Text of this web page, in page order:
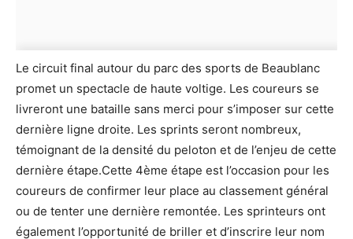
Le circuit final autour du parc des sports de Beaublanc
promet un spectacle de haute voltige. Les coureurs se
livreront une bataille sans merci pour s’imposer sur cette
dernière ligne droite. Les sprints seront nombreux,
témoignant de la densité du peloton et de l’enjeu de cette
dernière étape.Cette 4ème étape est l’occasion pour les
coureurs de confirmer leur place au classement général
ou de tenter une dernière remontée. Les sprinteurs ont
également l’opportunité de briller et d’inscrire leur nom